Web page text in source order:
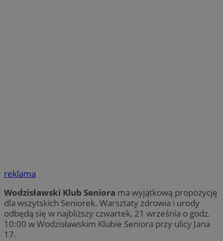
reklama
Wodzisławski Klub Seniora ma wyjątkową propozycję
dla wszytskich Seniorek. Warsztaty zdrowia i urody
odbędą się w najbliższy czwartek, 21 września o godz.
10:00 w Wodzisławskim Klubie Seniora przy ulicy Jana
17.